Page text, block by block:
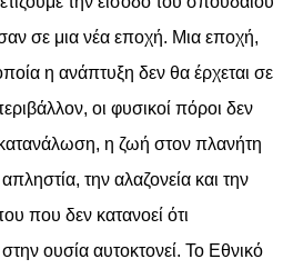
σε μια νέα εποχή. Μια εποχή,
η ανάπτυξη δεν θα έρχεται σε
οι φυσικοί πόροι δεν
η ζωή στον πλανήτη
την αλαζονεία και την
που δεν κατανοεί ότι
ουσία αυτοκτονεί. Το Εθνικό